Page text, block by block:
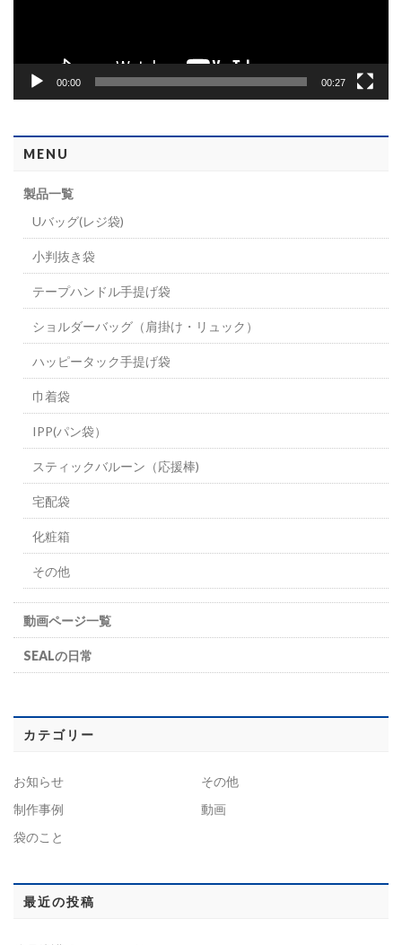
00:00 00:27
MENU
製品一覧
Uバッグ(レジ袋)
小判抜き袋
テープハンドル手提げ袋
ショルダーバッグ（肩掛け・リュック）
ハッピータック手提げ袋
巾着袋
IPP(パン袋）
スティックバルーン（応援棒)
宅配袋
化粧箱
その他
動画ページ一覧
SEALの日常
カテゴリー
お知らせ
その他
制作事例
動画
袋のこと
最近の投稿